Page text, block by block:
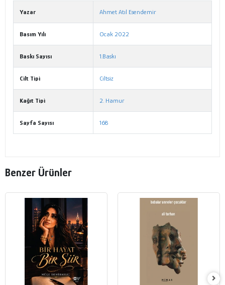
Yazar Ahmet Atıl Esendemir
Basım Yılı Ocak 2022
Baskı Sayısı 1.Baskı
Cilt Tipi Ciltsiz
Kağıt Tipi 2. Hamur
Sayfa Sayısı 168
Benzer Ürünler